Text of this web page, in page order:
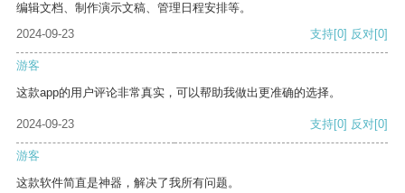
编辑文档、制作演示文稿、管理日程安排等。
2024-09-23
支持[0] 反对[0]
游客
这款app的用户评论非常真实，可以帮助我做出更准确的选择。
2024-09-23 支持[0] 反对[0]
游客
这款软件简直是神器，解决了我所有问题。